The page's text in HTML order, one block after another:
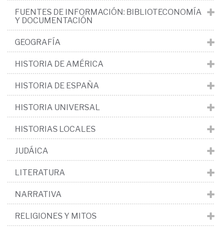
FUENTES DE INFORMACIÓN: BIBLIOTECONOMÍA
Y DOCUMENTACIÓN
GEOGRAFÍA
HISTORIA DE AMÉRICA
HISTORIA DE ESPAÑA
HISTORIA UNIVERSAL
HISTORIAS LOCALES
JUDÁICA
LITERATURA
NARRATIVA
RELIGIONES Y MITOS